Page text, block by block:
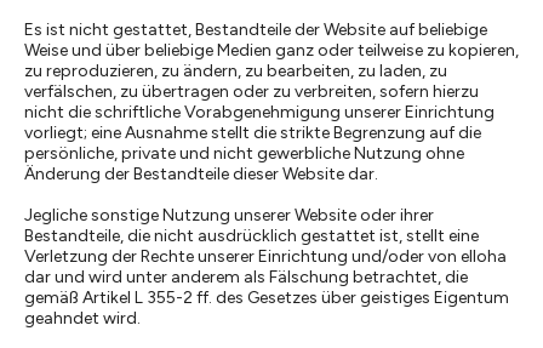
Es ist nicht gestattet, Bestandteile der Website auf beliebige
Weise und über beliebige Medien ganz oder teilweise zu kopieren,
zu reproduzieren, zu ändern, zu bearbeiten, zu laden, zu
verfälschen, zu übertragen oder zu verbreiten, sofern hierzu
nicht die schriftliche Vorabgenehmigung unserer Einrichtung
vorliegt; eine Ausnahme stellt die strikte Begrenzung auf die
persönliche, private und nicht gewerbliche Nutzung ohne
Änderung der Bestandteile dieser Website dar.
Jegliche sonstige Nutzung unserer Website oder ihrer
Bestandteile, die nicht ausdrücklich gestattet ist, stellt eine
Verletzung der Rechte unserer Einrichtung und/oder von elloha
dar und wird unter anderem als Fälschung betrachtet, die
gemäß Artikel L 355-2 ff. des Gesetzes über geistiges Eigentum
geahndet wird.